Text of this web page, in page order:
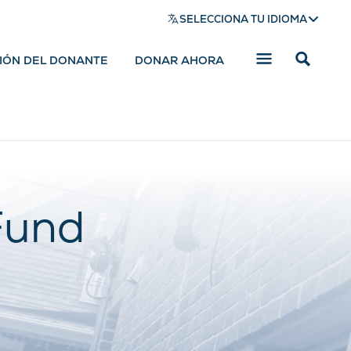
SELECCIONA TU IDIOMA
DEL DONANTE DONAR AHORA
Mostrar